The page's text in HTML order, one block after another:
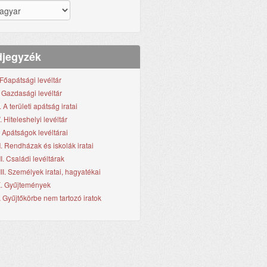
levéltár
Gazdasági levéltár
A területi apátság iratai
Hiteleshelyi levéltár
Apátságok levéltárai
Rendházak és iskolák iratai
Családi levéltárak
Személyek iratai, hagyatékai
Gyűjtemények
Gyűjtőkörbe nem tartozó iratok